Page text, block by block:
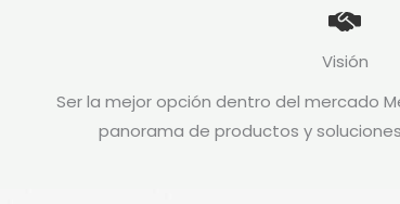
Visión
Ser la mejor opción dentro del mercado
panorama de productos y